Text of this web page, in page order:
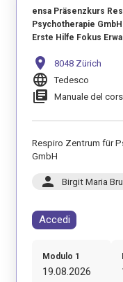
ensa Präsenzkurs
Psychotherapie GmbH
Erste Hilfe Fokus
location_on 8048 Zürich
language Tedesco
library_books Manuale del
Respiro Zentrum für
GmbH
person Birgit Maria
Accedi
Modulo 1
19.08.2026